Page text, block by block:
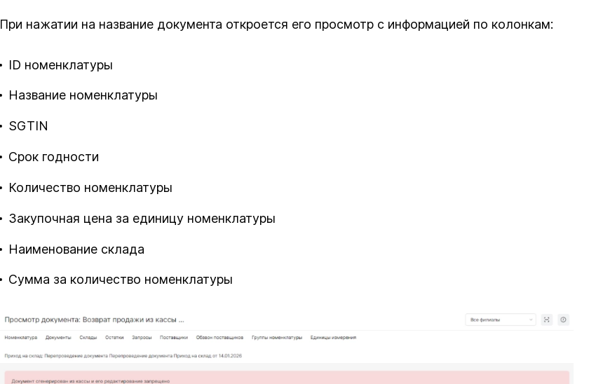
При нажатии на название документа откроется его просмотр с информацией по колонкам:
ID номенклатуры
Название номенклатуры
SGTIN
Срок годности
Количество номенклатуры
Закупочная цена за единицу номенклатуры
Наименование склада
Сумма за количество номенклатуры